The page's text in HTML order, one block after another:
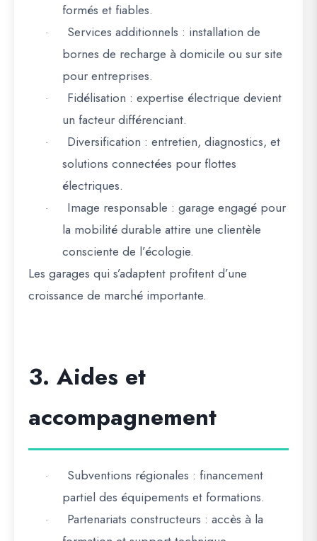
formés et fiables.
· Services additionnels : installation de
bornes de recharge à domicile ou sur site
pour entreprises.
· Fidélisation : expertise électrique devient
un facteur différenciant.
· Diversification : entretien, diagnostics, et
solutions connectées pour flottes
électriques.
· Image responsable : garage engagé pour
la mobilité durable attire une clientèle
consciente de l’écologie.
Les garages qui s’adaptent profitent d’une
croissance de marché importante.
3. Aides et
accompagnement
· Subventions régionales : financement
partiel des équipements et formations.
· Partenariats constructeurs : accès à la